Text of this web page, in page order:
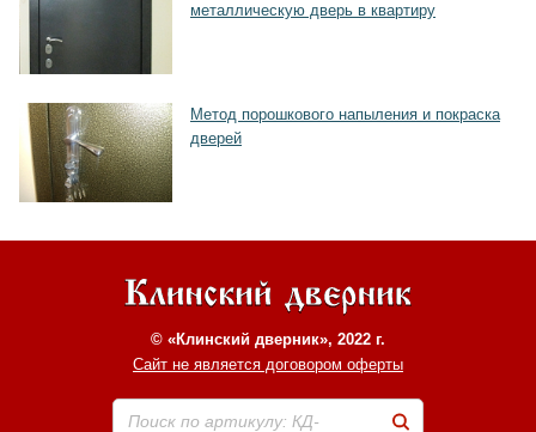
металлическую дверь в квартиру
Метод порошкового напыления и покраска
дверей
© «Клинский дверник», 2022 г.
Сайт не является договором оферты
Поиск по артикулу: КД-